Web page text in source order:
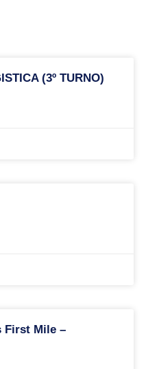
(3º TURNO)
First Mile –